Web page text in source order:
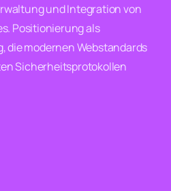
und Integration von
Positionierung als
die modernen Webstandards
Sicherheitsprotokollen